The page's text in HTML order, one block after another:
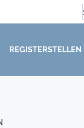
REGISTERSTELLEN